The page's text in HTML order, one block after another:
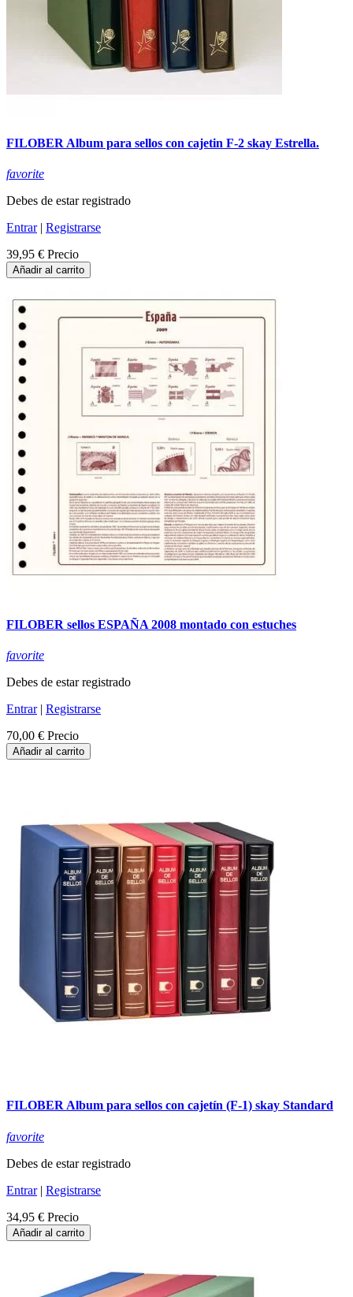
FILOBER Album para sellos con cajetin F-2 skay Estrella.
favorite
Debes de estar registrado
Entrar| Registrarse
39,95 € Precio
Añadir al carrito
FILOBER sellos ESPAÑA 2008 montado con estuches
favorite
Debes de estar registrado
Entrar| Registrarse
70,00 € Precio
Añadir al carrito
FILOBER Album para sellos con cajetín (F-1) skay Standard
favorite
Debes de estar registrado
Entrar| Registrarse
34,95 € Precio
Añadir al carrito